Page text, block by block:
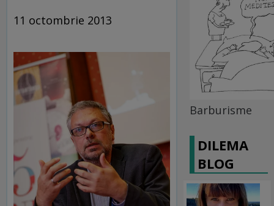
11 octombrie 2013
Barburisme
DILEMA
BLOG